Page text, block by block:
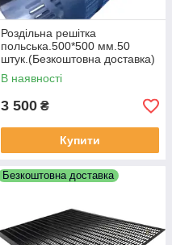
Роздільна решітка
польська.500*500 мм.50
штук.(Безкоштовна доставка)
В наявності
3 500 ₴
Купити
Безкоштовна доставка